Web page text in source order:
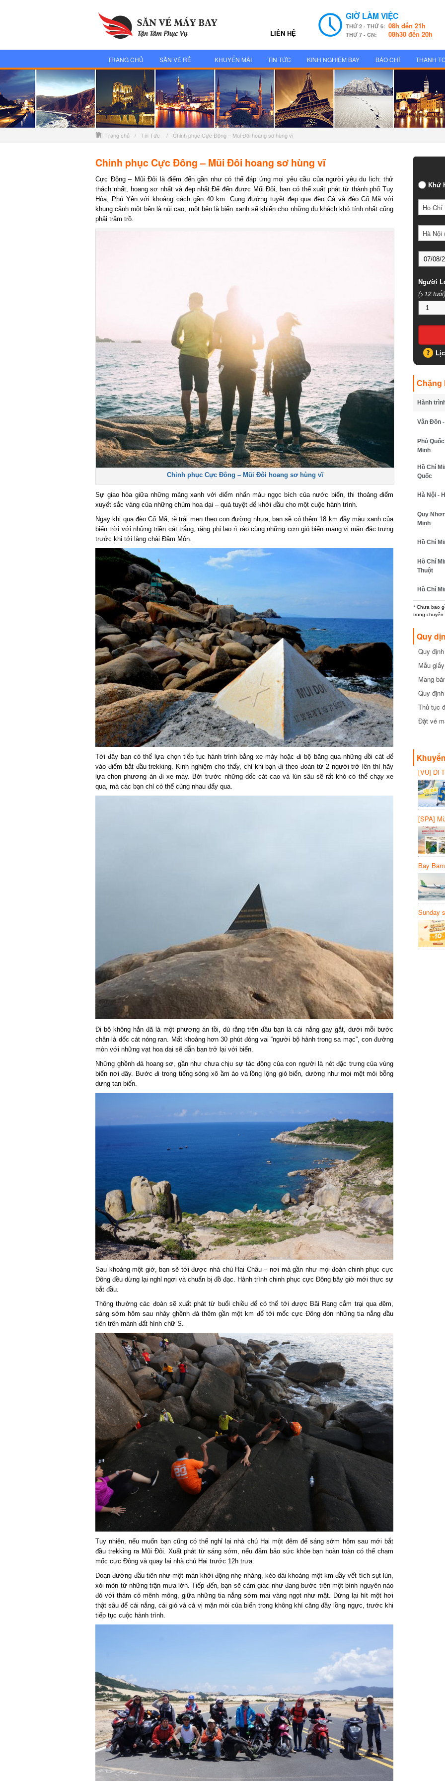
LIÊN HỆ
GIỜ LÀM VIỆC
THỨ 2 - THỨ 6:08h đến 21h
THỨ 7 - CN: 08h30 đến 20h
TRANG CHỦ SĂN VÉ RẺ KHUYẾN MÃI TIN TỨC KINH NGHIỆM BAY BÁO CHÍ THANH
Trang chủ / Tin Tức / Chinh phục Cực Đông – Mũi Đôi hoang sơ hùng vĩ
Chinh phục Cực Đông – Mũi Đôi hoang sơ hùng vĩ
Cực Đông – Mũi Đôi là điểm đến gần như có thể đáp ứng mọi yêu cầu của người yêu du lịch: thử
thách nhất, hoang sơ nhất và đẹp nhất.Để đến được Mũi Đôi, bạn có thể xuất phát từ thành phố Tuy
Hòa, Phú Yên với khoảng cách gần 40 km. Cung đường tuyệt đẹp qua đèo Cả và đèo Cổ Mã với
khung cảnh một bên là núi cao, một bên là biển xanh sẽ khiến cho những du khách khó tính nhất cũng
phải trầm trồ.
Chinh phục Cực Đông – Mũi Đôi hoang sơ hùng vĩ
Sự giao hòa giữa những mảng xanh với điểm nhấn màu ngọc bích của nước biển, thi thoảng điểm
xuyết sắc vàng của những chùm hoa dại – quá tuyệt để khởi đầu cho một cuộc hành trình.
Ngay khi qua đèo Cổ Mã, rẽ trái men theo con đường nhựa, bạn sẽ có thêm 18 km đầy màu xanh của
biển trời với những triền cát trắng, rặng phi lao rì rào cùng những cơn gió biển mang vị mặn đặc trưng
trước khi tới làng chài Đầm Môn.
Tới đây bạn có thể lựa chọn tiếp tục hành trình bằng xe máy hoặc đi bộ băng qua những đồi cát để
vào điểm bắt đầu trekking. Kinh nghiệm cho thấy, chỉ khi bạn đi theo đoàn từ 2 người trở lên thì hãy
lựa chọn phương án đi xe máy. Bởi trước những dốc cát cao và lún sâu sẽ rất khó có thể chạy xe
qua, mà các bạn chỉ có thể cùng nhau đẩy qua.
Đi bộ không hẳn đã là một phương án tồi, dù rằng trên đầu bạn là cái nắng gay gắt, dưới mỗi bước
chân là dốc cát nóng ran. Mất khoảng hơn 30 phút đóng vai “người bộ hành trong sa mạc”, con đường
mòn với những vạt hoa dại sẽ dẫn bạn trở lại với biển.
Những ghềnh đá hoang sơ, gần như chưa chịu sự tác động của con người là nét đặc trưng của vùng
biển nơi đây. Bước đi trong tiếng sóng xô ầm ào và lồng lộng gió biển, dường như mọi mệt mỏi bỗng
dưng tan biến.
Sau khoảng một giờ, bạn sẽ tới được nhà chú Hai Châu – nơi mà gần như mọi đoàn chinh phục cực
Đông đều dừng lại nghỉ ngơi và chuẩn bị đồ đạc. Hành trình chinh phục cực Đông bây giờ mới thực sự
bắt đầu.
Thông thường các đoàn sẽ xuất phát từ buổi chiều để có thể tới được Bãi Rạng cắm trại qua đêm,
sáng sớm hôm sau nhảy ghềnh đá thêm gần một km để tới mốc cực Đông đón những tia nắng đầu
tiên trên mảnh đất hình chữ S.
Tuy nhiên, nếu muốn bạn cũng có thể nghỉ lại nhà chú Hai một đêm để sáng sớm hôm sau mới bắt
đầu trekking ra Mũi Đôi. Xuất phát từ sáng sớm, nếu đảm bảo sức khỏe bạn hoàn toàn có thể chạm
mốc cực Đông và quay lại nhà chú Hai trước 12h trưa.
Đoạn đường đầu tiên như một màn khởi động nhẹ nhàng, kéo dài khoảng một km đầy vết tích sụt lún,
xói mòn từ những trận mưa lớn. Tiếp đến, bạn sẽ cảm giác như đang bước trên một bình nguyên nào
đó với thảm cỏ mênh mông, giữa những tia nắng sớm mai vàng ngọt như mật. Dừng lại hít một hơi
thật sâu để cái nắng, cái gió và cả vị mặn mòi của biển trong không khí căng đầy lồng ngực, trước khi
tiếp tục cuộc hành trình.
Khứ
Hồ Chí
Hà Nội
Người
(>12 tuổi)
Chặng
Hành trình*
Vân Đồn -
Phú Quốc
Minh
Hồ Chí
Quốc
Hà Nội -
Quy Nhơn
Minh
Hồ Chí
Hồ Chí
Thuột
Hồ Chí
* Chưa bao
trong chuyến
Quy
Quy
cần biết
Mẫu
Mang
Quy
Thủ tục
Đặt vé
[VU] Đi
giảm
[SPA]
20%
Bay
Sunday